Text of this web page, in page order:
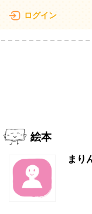
ログイン
絵本
まり